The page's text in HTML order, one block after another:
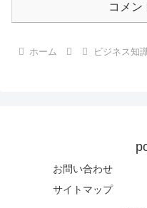
コメン
ホーム ビジネス知
お問い合わせ
サイトマップ